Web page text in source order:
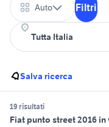
Auto Filtri
Salva ricerca
19 risultati
Fiat punto street 2016 in